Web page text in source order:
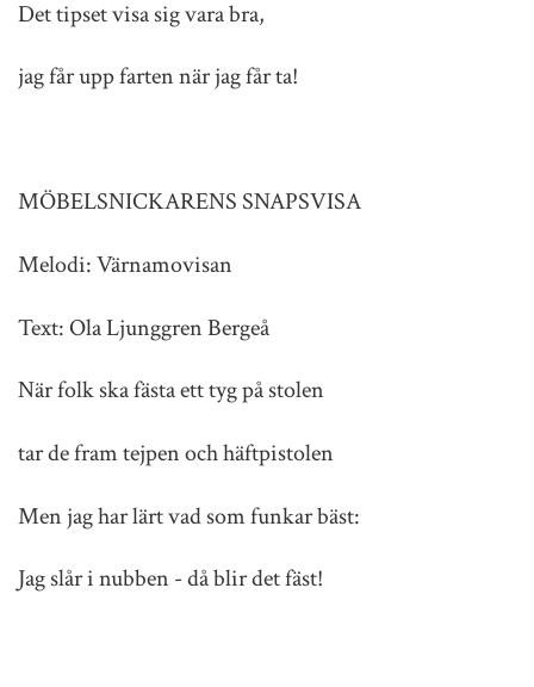
Det tipset visa sig vara bra,
jag får upp farten när jag får ta!
MÖBELSNICKARENS SNAPSVISA
Melodi: Värnamovisan
Text: Ola Ljunggren Bergeå
När folk ska fästa ett tyg på stolen
tar de fram tejpen och häftpistolen
Men jag har lärt vad som funkar bäst:
Jag slår i nubben - då blir det fäst!